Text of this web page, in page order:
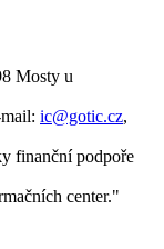
Mosty u
ic@gotic.cz,
finanční podpoře
center."